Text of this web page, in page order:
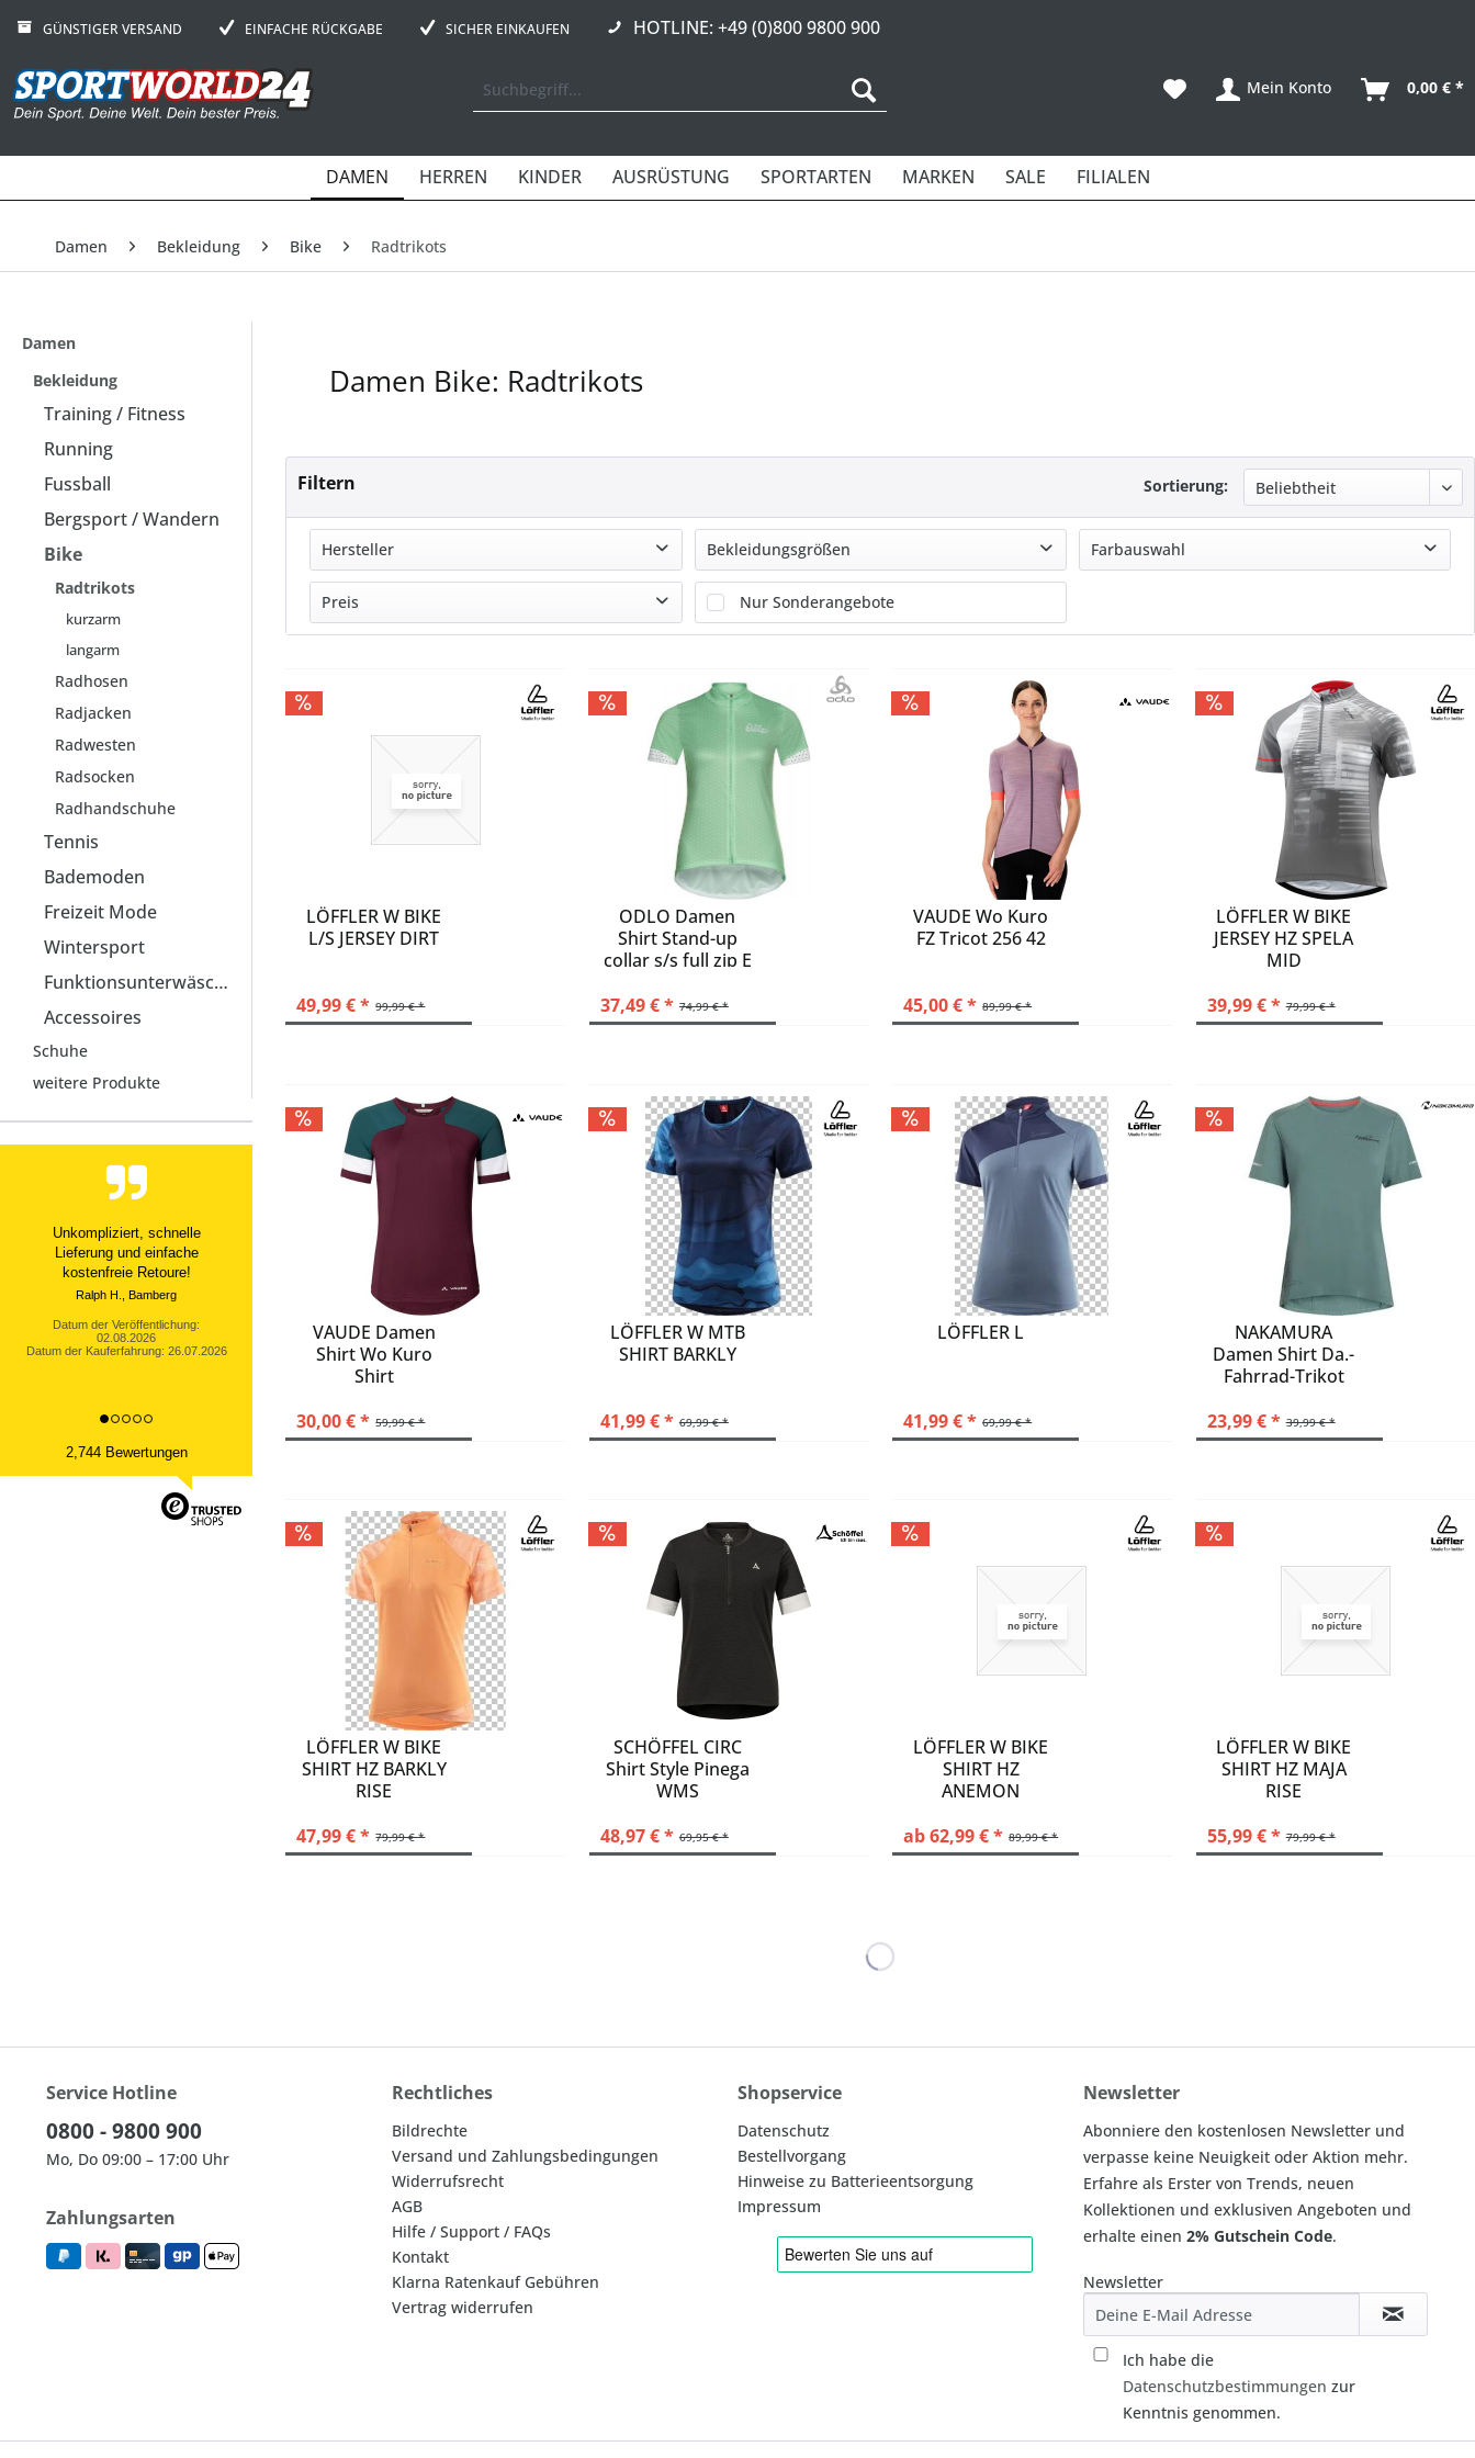
GÜNSTIGER VERSAND EINFACHE RÜCKGABE SICHER EINKAUFEN HOTLINE: +49 (0)800 9800 900
Mein Konto 0,00 € *
DAMEN HERREN KINDER AUSRÜSTUNG SPORTARTEN MARKEN SALE FILIALEN
Damen Bekleidung Bike Radtrikots
Damen
Bekleidung
Training / Fitness
Running
Fussball
Bergsport / Wandern
Bike
Radtrikots
kurzarm
langarm
Radhosen
Radjacken
Radwesten
Radsocken
Radhandschuhe
Tennis
Bademoden
Freizeit Mode
Wintersport
Funktionsunterwäsche
Accessoires
Schuhe
weitere Produkte
Ware sehr gut, schneller
Versand, bei mir hat alles
geklappt
Datum der Veröffentlichung:
02.08.2026
Datum der Kauferfahrung: 25.07.2026
2,744 Bewertungen
Damen Bike: Radtrikots
Filtern Sortierung:
Hersteller
CMP
FOX
ODLO
SCHÖFFEL
VAUDE
ZIENER
Bekleidungsgrößen
36
38
42
Farbauswahl
Preis Nur Sonderangebote
LÖFFLER W BIKE
L/S JERSEY DIRT
99,99 € *
49,99 € *
ODLO Damen
Shirt Stand-up
collar s/s full zip E
74,99 € *
37,49 € *
VAUDE Wo Kuro
FZ Tricot 256 42
89,99 € *
45,00 € *
LÖFFLER W BIKE
JERSEY HZ SPELA
MID
79,99 € *
39,99 € *
VAUDE Damen
Shirt Wo Kuro
Shirt
59,99 € *
30,00 € *
LÖFFLER W MTB
SHIRT BARKLY
69,99 € *
41,99 € *
LÖFFLER L
69,99 € *
41,99 € *
NAKAMURA
Damen Shirt Da.-
Fahrrad-Trikot
39,99 € *
23,99 € *
LÖFFLER W BIKE
SHIRT HZ BARKLY
RISE
79,99 € *
47,99 € *
SCHÖFFEL CIRC
Shirt Style Pinega
WMS
69,95 € *
48,97 € *
LÖFFLER W BIKE
SHIRT HZ
ANEMON
89,99 € *
ab 62,99 € *
LÖFFLER W BIKE
SHIRT HZ MAJA
RISE
79,99 € *
55,99 € *
Service Hotline
0800 - 9800 900
Mo, Do 09:00 – 17:00 Uhr
Zahlungsarten
Rechtliches
Bildrechte
Versand und Zahlungsbedingungen
Widerrufsrecht
AGB
Hilfe / Support / FAQs
Kontakt
Klarna Ratenkauf Gebühren
Vertrag widerrufen
Shopservice
Datenschutz
Bestellvorgang
Hinweise zu Batterieentsorgung
Impressum
Newsletter
Abonniere den kostenlosen Newsletter und
verpasse keine Neuigkeit oder Aktion mehr.
Erfahre als Erster von Trends, neuen
Kollektionen und exklusiven Angeboten und
erhalte einen 2% Gutschein Code.
Newsletter
Ich habe die
Datenschutzbestimmungen zur
Kenntnis genommen.